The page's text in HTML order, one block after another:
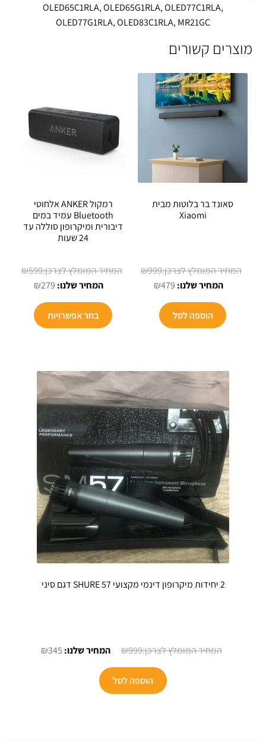
OLED65C1RLA, OLED65G1RLA, OLED77C1RLA,
OLED77G1RLA, OLED83C1RLA, MR21GC
מוצרים קשורים
סאונד בר בלוטות מבית
Xiaomi
₪999 המחיר
₪479
הוספה לסל
רמקול ANKER אלחוטי
Bluetooth עמיד במים
דיבורית ומיקרופון סוללה עד
24 שעות
₪599
₪279 המחיר
הוא:
בחר אפשרויות
2 יחידות מיקרופון דינמי מקצועי SHURE 57 דגם סיני
₪999
המחיר
המקורי
היה:
₪999.
₪345 המחיר
הוספה לסל